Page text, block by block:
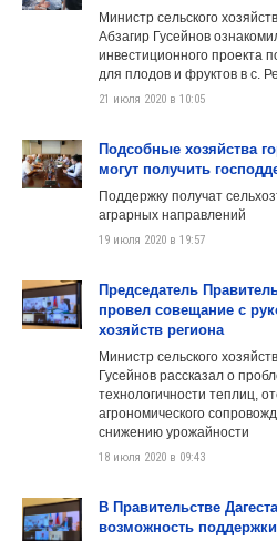
Министр сельского
Абзагир Гусейнов
инвестиционного проекта
для плодов и фруктов в с.
21 июля 2020 в 10:05
Подсобные хозяйства
могут получить
Поддержку получат
аграрных направлений
19 июля 2020 в 19:57
Председатель
провел совещание с
хозяйств региона
Министр сельского
Гусейнов рассказал о
технологичности теплиц,
агрономического
снижению урожайности
18 июля 2020 в 09:43
В Правительстве
возможность